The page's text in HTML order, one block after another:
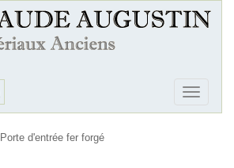
Ouvrir
Porte d'entrée fer forgé